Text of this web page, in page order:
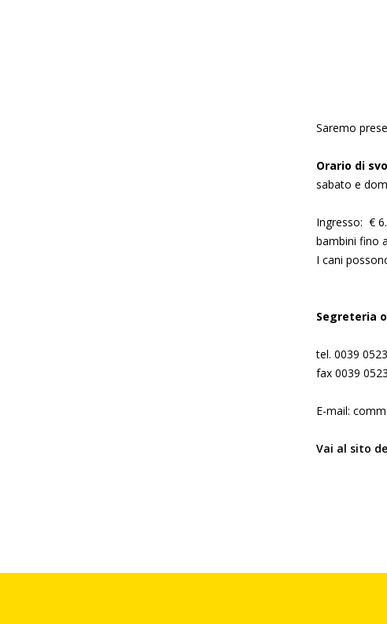
Saremo
Orario di
sabato e
Ingresso: €
bambini fino
I cani
Segreteria
tel. 0039
fax 0039
E-mail:
Vai al sito